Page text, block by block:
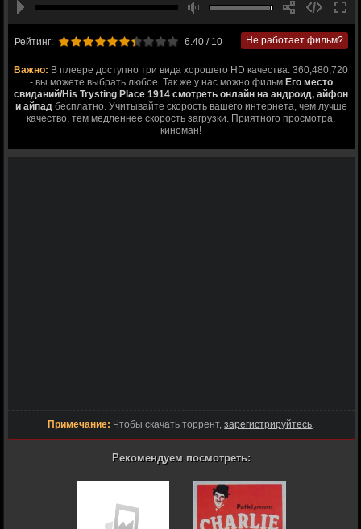
Рейтинг: 6.40/ 10 Не работает фильм?
Важно: В плеере доступно три вида хорошего HD качества: 360,480,720
- вы можете выбрать любое. Так же у нас можно фильм Его место
свиданий/His Trysting Place 1914 смотреть онлайн на андроид, айфон
и айпадбесплатно. Учитывайте скорость вашего интернета, чем лучше
качество, тем медленнее скорость загрузки. Приятного просмотра,
киноман!
Примечание: Чтобы скачать торрент,зарегистрируйтесь.
Рекомендуем посмотреть: